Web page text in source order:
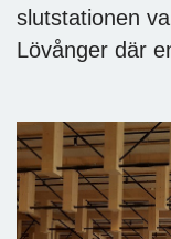
slutstationen
Lövånger där